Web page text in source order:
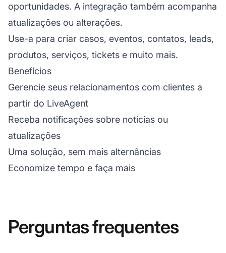
oportunidades. A integração também acompanha
atualizações ou alterações.
Use-a para criar casos, eventos, contatos, leads,
produtos, serviços, tickets e muito mais.
Benefícios
Gerencie seus relacionamentos com clientes a
partir do LiveAgent
Receba notificações sobre notícias ou
atualizações
Uma solução, sem mais alternâncias
Economize tempo e faça mais
Perguntas frequentes